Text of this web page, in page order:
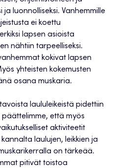
ja luonnolliseksi. Vanhemmille
ei koettu
lapsen asioista
nähtiin tarpeelliseksi.
kokivat lapsen
yhteisten kokemusten
osana muskaria.
laululeikeistä pidettiin
että myös
aktiviteetit
laulujen, leikkien ja
on tärkeää.
pitivät toistoa